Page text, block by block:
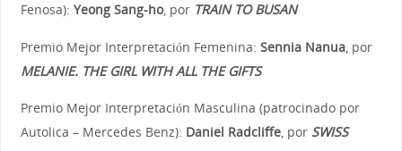
Fenosa): Yeong Sang-ho, por TRAIN TO BUSAN
Premio Mejor Interpretación Femenina: Sennia Nanua, por
MELANIE. THE GIRL WITH ALL THE GIFTS
Premio Mejor Interpretación Masculina (patrocinado por
Autolica – Mercedes Benz): Daniel Radcliffe, por SWISS